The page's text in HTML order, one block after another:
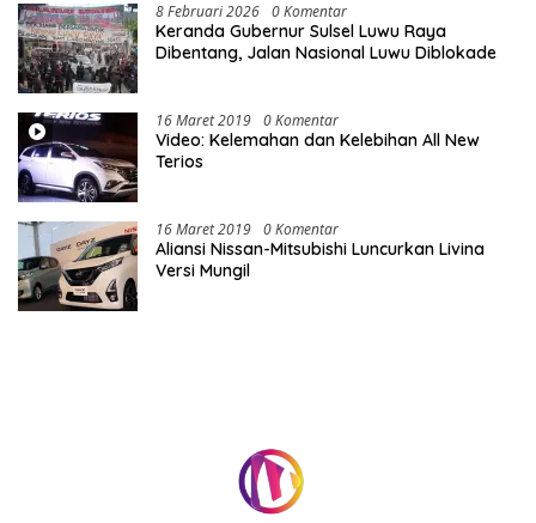
8 Februari 2026 0 Komentar
Keranda Gubernur Sulsel Luwu Raya
Dibentang, Jalan Nasional Luwu Diblokade
16 Maret 2019 0 Komentar
Video: Kelemahan dan Kelebihan All New
Terios
16 Maret 2019 0 Komentar
Aliansi Nissan-Mitsubishi Luncurkan Livina
Versi Mungil